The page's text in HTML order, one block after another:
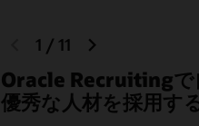
previous
slide
1 / 11
Oracle Recruitingで
優秀な人材を採用す